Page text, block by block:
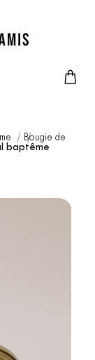
Bougie de
baptême